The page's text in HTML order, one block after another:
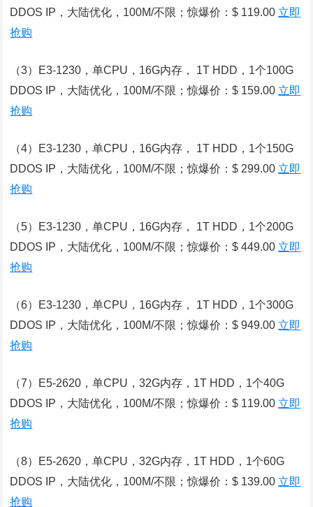
DDOS IP，大陆优化，100M/不限；惊爆价：$ 119.00 立即
抢购
（3）E3-1230，单CPU，16G内存， 1T HDD，1个100G
DDOS IP，大陆优化，100M/不限；惊爆价：$ 159.00 立即
抢购
（4）E3-1230，单CPU，16G内存， 1T HDD，1个150G
DDOS IP，大陆优化，100M/不限；惊爆价：$ 299.00 立即
抢购
（5）E3-1230，单CPU，16G内存， 1T HDD，1个200G
DDOS IP，大陆优化，100M/不限；惊爆价：$ 449.00 立即
抢购
（6）E3-1230，单CPU，16G内存， 1T HDD，1个300G
DDOS IP，大陆优化，100M/不限；惊爆价：$ 949.00 立即
抢购
（7）E5-2620，单CPU，32G内存，1T HDD，1个40G
DDOS IP，大陆优化，100M/不限；惊爆价：$ 119.00 立即
抢购
（8）E5-2620，单CPU，32G内存，1T HDD，1个60G
DDOS IP，大陆优化，100M/不限；惊爆价：$ 139.00 立即
抢购